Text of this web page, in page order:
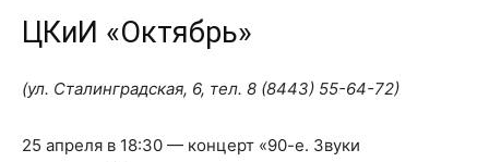
ЦКиИ «Октябрь»
(ул. Сталинградская, 6, тел. 8 (8443) 55-64-72)
25 апреля в 18:30 — концерт «90-е. Звуки